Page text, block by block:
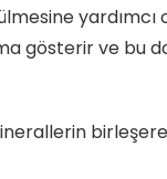
yardımcı
gösterir ve bu